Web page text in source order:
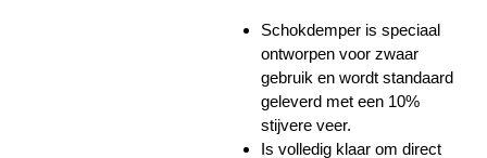
Schokdemper is speciaal
ontworpen voor zwaar
gebruik en wordt standaard
geleverd met een 10%
stijvere veer.
Is volledig klaar om direct